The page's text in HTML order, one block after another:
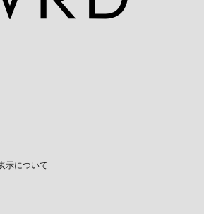
示について